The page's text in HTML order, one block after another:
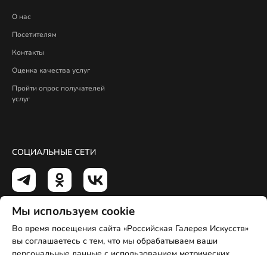
О нас
Посетителям
Контакты
Оценка качества услуг
Пройти опрос получателей
услуг
СОЦИАЛЬНЫЕ СЕТИ
©2026 РОССИЙСКАЯ ГАЛЕРЕЯ ИСКУССТВ
Мы используем сookie
Во время посещения сайта «Российская Галерея Искусств»
вы соглашаетесь с тем, что мы обрабатываем ваши